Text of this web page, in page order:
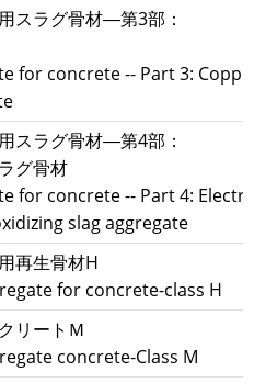
スラグ骨材―第3部：
for concrete -- Part 3:
スラグ骨材―第4部：
グ骨材
for concrete -- Part 4:
slag aggregate
再生骨材H
for concrete-class H
リートＭ
concrete-Class M